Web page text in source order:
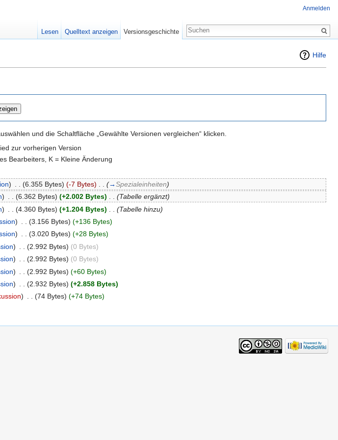
Hilfe
und die Schaltfläche „Gewählte Versionen vergleichen“ klicken.
zur vorherigen Version
Bearbeiters, K = Kleine Änderung
) (6.355 Bytes) (-7 Bytes) (→Spezialeinheiten)
) . . (6.362 Bytes) (+2.002 Bytes) . . (Tabelle ergänzt)
) (4.360 Bytes) (+1.204 Bytes)
(Tabelle hinzu)
) (3.156 Bytes) (+136 Bytes)
) . . (3.020 Bytes) (+28 Bytes)
) (2.992 Bytes) (0 Bytes)
) . . (2.992 Bytes) (0 Bytes)
) (2.992 Bytes) (+60 Bytes)
) (2.932 Bytes) (+2.858 Bytes)
) . . (74 Bytes) (+74 Bytes)
Anmelden
Lesen Quelltext anzeigen Versionsgeschichte